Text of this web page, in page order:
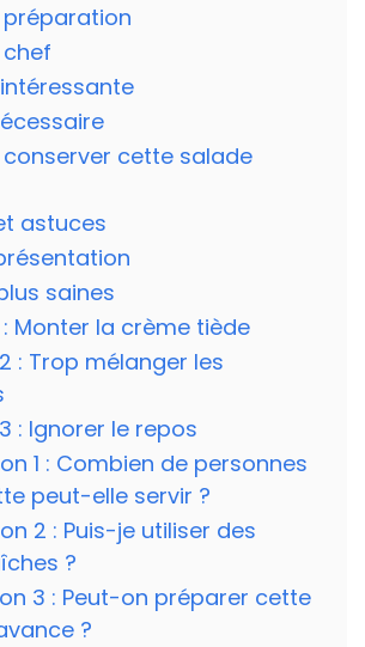
cette salade
astuces
saines
: Monter la crème tiède
: Trop mélanger les
: Ignorer le repos
1 : Combien de personnes
peut-elle servir ?
2 : Puis-je utiliser des
?
3 : Peut-on préparer cette
?